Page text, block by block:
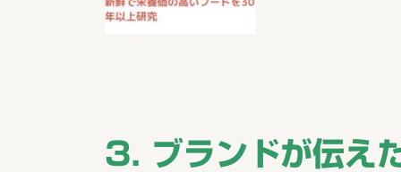
3. ブランドが伝え